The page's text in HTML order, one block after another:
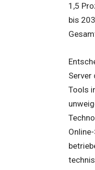
1,5
bis
Server
Tools